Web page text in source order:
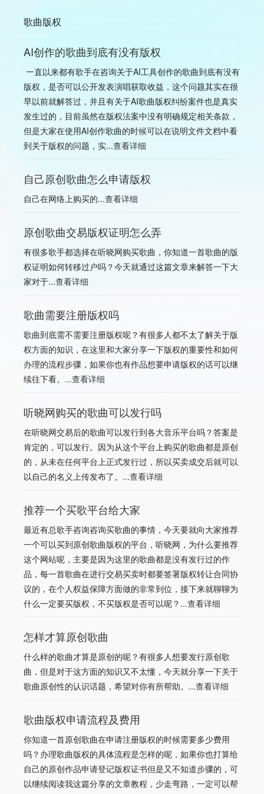
歌曲版权
AI创作的歌曲到底有没有版权
一直以来都有歌手在咨询关于AI工具创作的歌曲到底有没有
版权，是否可以公开发表演唱获取收益，这个问题其实在很
早以前就解答过，并且有关于AI歌曲版权纠纷案件也是真实
发生过的，目前虽然在版权法案中没有明确规定相关条款，
但是大家在使用AI创作歌曲的时候可以在说明文件文档中看
到关于版权的问题，实...查看详细
自己原创歌曲怎么申请版权
自己在网络上购买的...查看详细
原创歌曲交易版权证明怎么弄
有很多歌手都选择在听晓网购买歌曲，你知道一首歌曲的版
权证明如何转移过户吗？今天就通过这篇文章来解答一下大
家对于...查看详细
歌曲需要注册版权吗
歌曲到底需不需要注册版权呢？有很多人都不太了解关于版
权方面的知识，在这里和大家分享一下版权的重要性和如何
办理的流程步骤，如果你也有作品想要申请版权的话可以继
续往下看。...查看详细
听晓网购买的歌曲可以发行吗
在听晓网交易后的歌曲可以发行到各大音乐平台吗？答案是
肯定的，可以发行。因为从这个平台上购买的歌曲都是原创
的，从未在任何平台上正式发行过，所以买卖成交后就可以
以自己的名义上传发布了。...查看详细
推荐一个买歌平台给大家
最近有总歌手咨询咨询买歌曲的事情，今天要就向大家推荐
一个可以买到原创歌曲版权的平台，听晓网，为什么要推荐
这个网站呢，主要是因为这里的歌曲都是没有发行过的作
品，每一首歌曲在进行交易买卖时都要签署版权转让合同协
议的，在个人权益保障方面做的非常到位，接下来就聊聊为
什么一定要买版权，不买版权是否可以呢？...查看详细
怎样才算原创歌曲
什么样的歌曲才算是原创的呢？有很多人想要发行原创歌
曲，但是对于这方面的知识又不太懂，今天就分享一下关于
歌曲原创性的认识话题，希望对你有所帮助。...查看详细
歌曲版权申请流程及费用
你知道一首原创歌曲在申请注册版权的时候需要多少费用
吗？办理歌曲版权的具体流程是怎样的呢，如果你也打算给
自己的原创作品申请登记版权证书但是又不知道步骤的，可
以继续阅读我这篇分享的文章教程，少走弯路，一定可以帮